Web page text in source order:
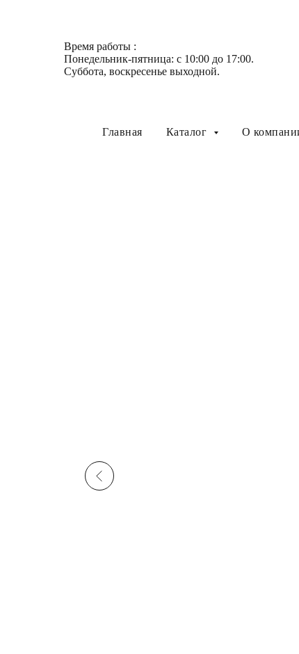
Время работы :
Понедельник-пятница: с 10:00 до 17:00.
Суббота, воскресенье выходной.
Главная Каталог О